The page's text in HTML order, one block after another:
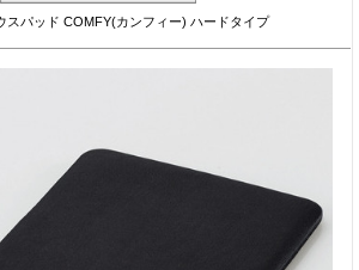
スパッド COMFY(カンフィー) ハードタイプ